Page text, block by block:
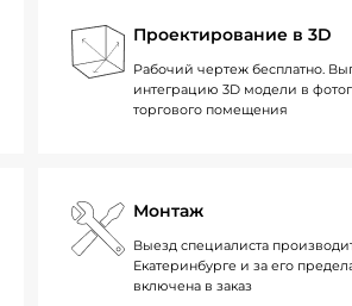
Проектирование в 3D
Рабочий чертеж бесплатно.
интеграцию 3D модели в
торгового помещения
Монтаж
Выезд специалиста
Екатеринбурге и за его
включена в заказ